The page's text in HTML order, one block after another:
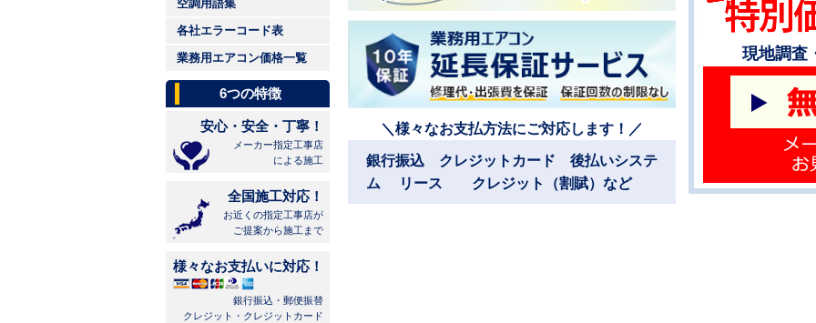
空調用語集
各社エラーコード表
業務用エアコン価格一覧
6つの特徴
安心・安全・丁寧！
メーカー指定工事店
による施工
全国施工対応！
お近くの指定工事店が
ご提案から施工まで
様々なお支払いに対応！
銀行振込・郵便振替
クレジット・クレジットカード
＼様々なお支払方法にご対応します！／
銀行振込 クレジットカード 後払いシステ
ム リース クレジット（割賦）など
現地調査